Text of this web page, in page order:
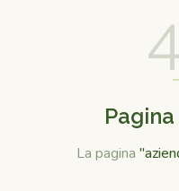
La pagina "